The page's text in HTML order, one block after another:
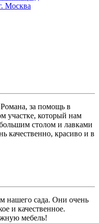
за помощь в
участке, который нам
столом и лавками
качественно, красиво и в
нашего сада. Они очень
и качественное.
мебель!